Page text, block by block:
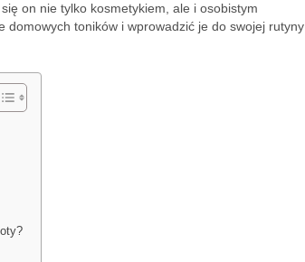
on nie tylko kosmetykiem, ale i osobistym
toników i wprowadzić je do swojej rutyny